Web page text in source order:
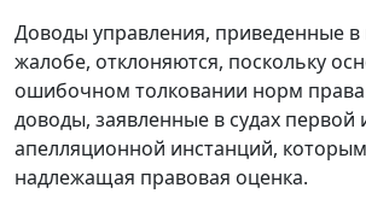
Доводы управления, приведенные в
жалобе, отклоняются, поскольку
ошибочном толковании норм
доводы, заявленные в судах первой
апелляционной инстанций,
надлежащая правовая оценка.